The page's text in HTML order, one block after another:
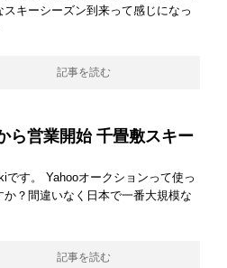
スキーシーズン到来って感じになっ
記事を読む
ら営業開始 千畳敷スキー
です。 Yahooオークションって使っ
か？間違いなく日本で一番大規模な
記事を読む